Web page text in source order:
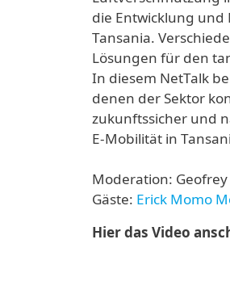
die Entwicklung
Tansania.
Lösungen für den
In diesem NetTalk
denen der Sektor
zukunftssicher und
E-Mobilität in
Moderation: Geofrey
Gäste: Erick Momo
Hier das Video